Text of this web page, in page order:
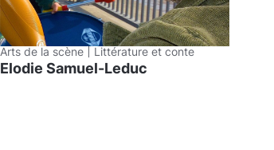
Arts de la scène Littérature et conte
Elodie Samuel-Leduc